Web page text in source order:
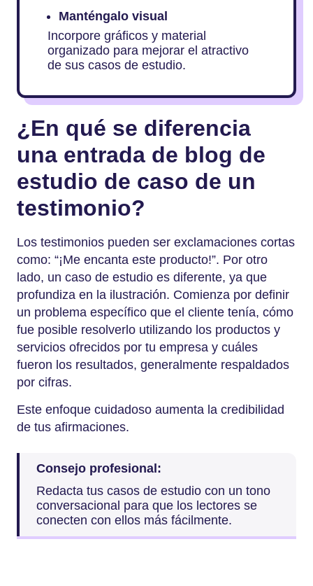
Manténgalo visual
Incorpore gráficos y material
organizado para mejorar el atractivo
de sus casos de estudio.
¿En qué se diferencia
una entrada de blog de
estudio de caso de un
testimonio?
Los testimonios pueden ser exclamaciones cortas
como: “¡Me encanta este producto!”. Por otro
lado, un caso de estudio es diferente, ya que
profundiza en la ilustración. Comienza por definir
un problema específico que el cliente tenía, cómo
fue posible resolverlo utilizando los productos y
servicios ofrecidos por tu empresa y cuáles
fueron los resultados, generalmente respaldados
por cifras.
Este enfoque cuidadoso aumenta la credibilidad
de tus afirmaciones.
Consejo profesional:
Redacta tus casos de estudio con un tono
conversacional para que los lectores se
conecten con ellos más fácilmente.